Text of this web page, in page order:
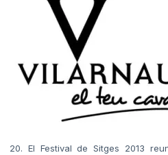
20. El Festival de Sitges 2013